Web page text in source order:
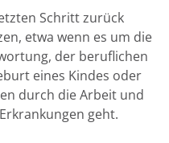
Schritt zurück
etwa wenn es um die
der beruflichen
eines Kindes oder
durch die Arbeit und
geht.